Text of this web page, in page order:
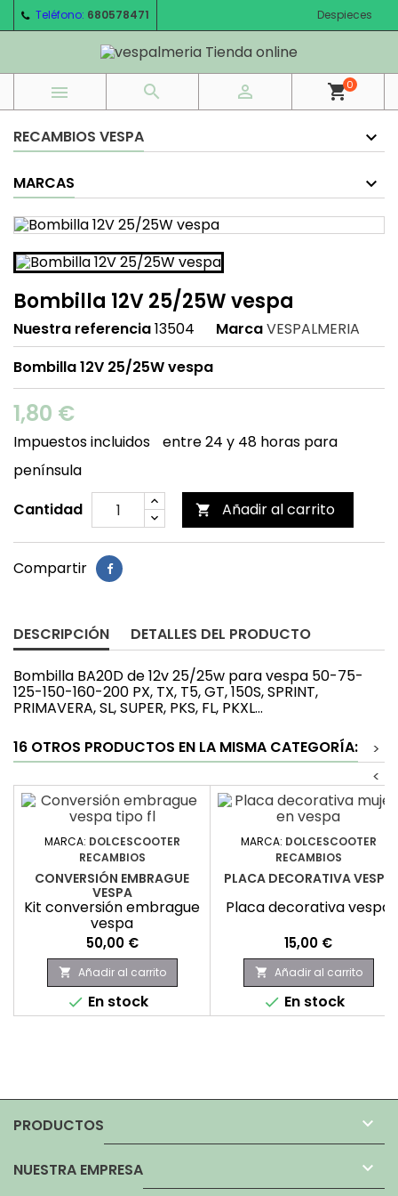
Teléfono: 680578471 Despieces
   shopping_cart0
RECAMBIOS VESPA
MARCAS
Bombilla 12V 25/25W vespa
Nuestra referencia13504 MarcaVESPALMERIA
Bombilla 12V 25/25W vespa
1,80 €
Impuestos incluidos
entre 24 y 48 horas para
península
Cantidad
 Añadir al carrito
Compartir
DESCRIPCIÓN DETALLES DEL PRODUCTO
Bombilla BA20D de 12v 25/25w para vespa 50-75-
125-150-160-200 PX, TX, T5, GT, 150S, SPRINT,
PRIMAVERA, SL, SUPER, PKS, FL, PKXL...
16 OTROS PRODUCTOS EN LA MISMA CATEGORÍA:
>
<
MARCA: DOLCESCOOTER
RECAMBIOS
CONVERSIÓN EMBRAGUE
VESPA
Kit conversión embrague
vespa
Precio
50,00 €
 Añadir al carrito
 En stock
MARCA: DOLCESCOOTER
RECAMBIOS
PLACA DECORATIVA VESPA
Placa decorativa vespa
Precio
15,00 €
 Añadir al carrito
 En stock
PRODUCTOS 
NUESTRA EMPRESA 